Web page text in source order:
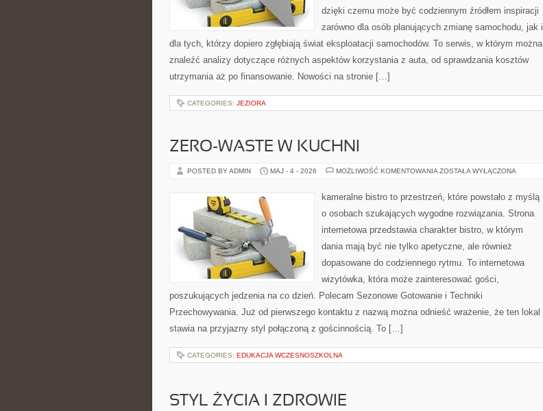
dzięki czemu może być codziennym źródłem inspiracji
zarówno dla osób planujących zmianę samochodu, jak i
dla tych, którzy dopiero zgłębiają świat eksploatacji samochodów. To serwis, w którym można
znaleźć analizy dotyczące różnych aspektów korzystania z auta, od sprawdzania kosztów
utrzymania aż po finansowanie. Nowości na stronie […]
CATEGORIES: JEZIORA
ZERO-WASTE W KUCHNI
POSTED BY ADMIN MAJ - 4 - 2026 MOŻLIWOŚĆ KOMENTOWANIA ZERO-
KUCHNI
ZOSTAŁA WYŁĄCZONA
kameralne bistro to przestrzeń, które powstało z myślą
o osobach szukających wygodne rozwiązania. Strona
internetowa przedstawia charakter bistro, w którym
dania mają być nie tylko apetyczne, ale również
dopasowane do codziennego rytmu. To internetowa
wizytówka, która może zainteresować gości,
poszukujących jedzenia na co dzień. Polecam Sezonowe Gotowanie i Techniki
Przechowywania. Już od pierwszego kontaktu z nazwą można odnieść wrażenie, że ten lokal
stawia na przyjazny styl połączoną z gościnnością. To […]
CATEGORIES: EDUKACJA WCZESNOSZKOLNA
STYL ŻYCIA I ZDROWIE